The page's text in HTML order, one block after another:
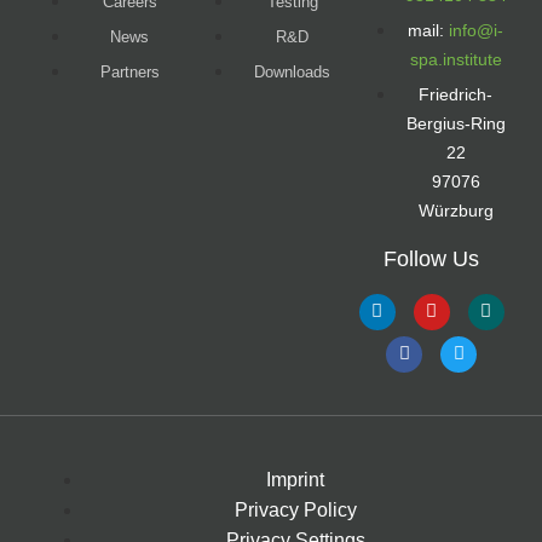
News
Partners
R&D
Downloads
mail: info@i-
spa.institute
Friedrich-
Bergius-Ring
22
97076
Würzburg
Follow Us
Imprint
Privacy Policy